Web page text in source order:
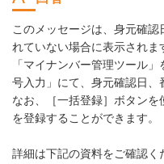
このメッセージは、身元確認
れていない場合に表示されま
「マイナンバー管理ツール
号入力」にて、身元確認日、
なお、［一括登録］ボタン
を登録することができます。
詳細は下記の資料をご確認